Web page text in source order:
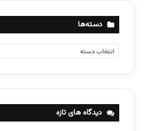
دسته‌ها
س
ه
دیدگاه های تازه